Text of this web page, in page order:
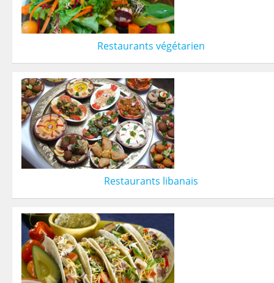
Restaurants végétarien
Restaurants libanais